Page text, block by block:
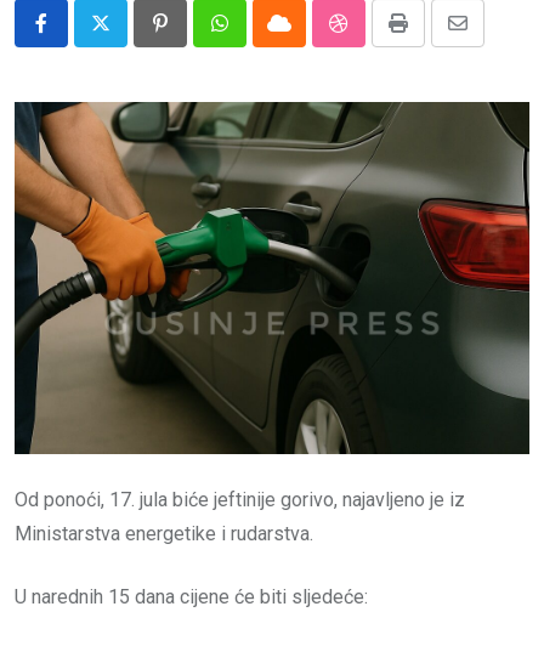
Impressum
PinterestWhatsappCloud StumbleUpon
Print
Share
Email
Od ponoći, 17. jula biće jeftinije gorivo, najavljeno je iz
Ministarstva energetike i rudarstva.
U narednih 15 dana cijene će biti sljedeće: